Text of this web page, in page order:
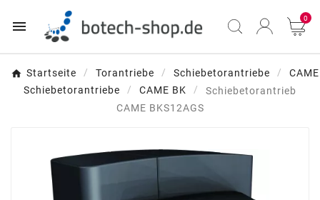
 0
Startseite Torantriebe Schiebetorantriebe
CAME
Schiebetorantriebe
CAME BK
Schiebetorantrieb
CAME BKS12AGS